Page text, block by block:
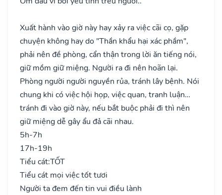
Xuất hành vào giờ này hay xảy ra việc cãi cọ, gặp
chuyện không hay do "Thần khẩu hại xác phầm",
phải nên đề phòng, cẩn thận trong lời ăn tiếng nói,
giữ mồm giữ miệng. Người ra đi nên hoãn lại.
Phòng người người nguyền rủa, tránh lây bệnh. Nói
chung khi có việc hội họp, việc quan, tranh luận…
tránh đi vào giờ này, nếu bắt buộc phải đi thì nên
giữ miệng dễ gây ẩu đả cãi nhau.
5h-7h
17h-19h
Tiểu cát:TỐT
Tiểu cát mọi việc tốt tươi
Người ta đem đến tin vui điều lành